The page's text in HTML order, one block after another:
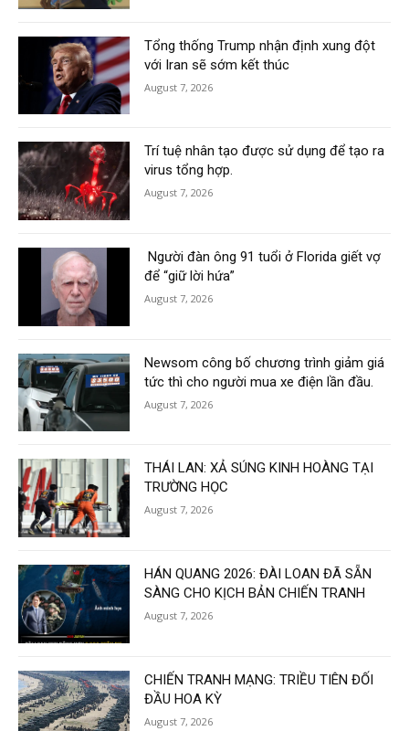
Tổng thống Trump nhận định xung đột
với Iran sẽ sớm kết thúc
August 7, 2026
Trí tuệ nhân tạo được sử dụng để tạo ra
virus tổng hợp.
August 7, 2026
Người đàn ông 91 tuổi ở Florida giết vợ
để “giữ lời hứa”
August 7, 2026
Newsom công bố chương trình giảm giá
tức thì cho người mua xe điện lần đầu.
August 7, 2026
THÁI LAN: XẢ SÚNG KINH HOÀNG TẠI
TRƯỜNG HỌC
August 7, 2026
HÁN QUANG 2026: ĐÀI LOAN ĐÃ SẴN
SÀNG CHO KỊCH BẢN CHIẾN TRANH
August 7, 2026
CHIẾN TRANH MẠNG: TRIỀU TIÊN ĐỐI
ĐẦU HOA KỲ
August 7, 2026